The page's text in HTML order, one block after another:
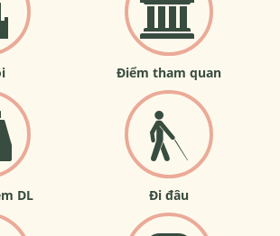
Điểm tham quan
DL Đi đâu